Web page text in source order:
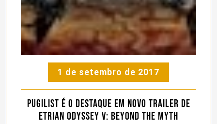
1 de setembro de 2017
Pugilist é o destaque em novo trailer de
Etrian Odyssey V: Beyond the Myth